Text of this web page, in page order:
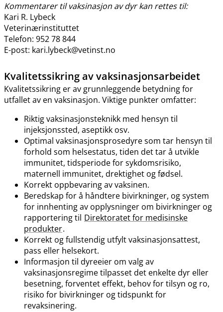
Kommentarer til vaksinasjon av dyr kan rettes til:
Kari R. Lybeck
Veterinærinstituttet
Telefon: 952 78 844
E-post: kari.lybeck@vetinst.no
Kvalitetssikring av vaksinasjonsarbeidet
Kvalitetssikring er av grunnleggende betydning for
utfallet av en vaksinasjon. Viktige punkter omfatter:
Riktig vaksinasjonsteknikk med hensyn til
injeksjonssted, aseptikk osv.
Optimal vaksinasjonsprosedyre som tar hensyn til
forhold som helsestatus, tiden det tar å utvikle
immunitet, tidsperiode for sykdomsrisiko,
maternell immunitet, drektighet og fødsel.
Korrekt oppbevaring av vaksinen.
Beredskap for å håndtere bivirkninger, og system
for innhenting av opplysninger om bivirkninger og
rapportering til Direktoratet for medisinske
produkter.
Korrekt og fullstendig utfylt vaksinasjonsattest,
pass eller helsekort.
Informasjon til dyreeier om valg av
vaksinasjonsregime tilpasset det enkelte dyr eller
besetning, forventet effekt, behov for tilsyn og ro,
risiko for bivirkninger og tidspunkt for
revaksinering.